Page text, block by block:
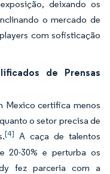
deixando os
o mercado de
com sofisticação
de Prensas
Mexico certifica menos
o setor precisa de
.[4] A caça de talentos
20-30% e perturba os
fez parceria com a